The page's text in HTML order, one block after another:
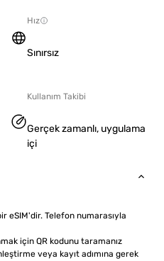
Hız
Sınırsız
Kullanım Takibi
Gerçek zamanlı, uygulama
içi
eSIM'dir. Telefon numarasıyla
için QR kodunu taramanız
veya kayıt adımına gerek